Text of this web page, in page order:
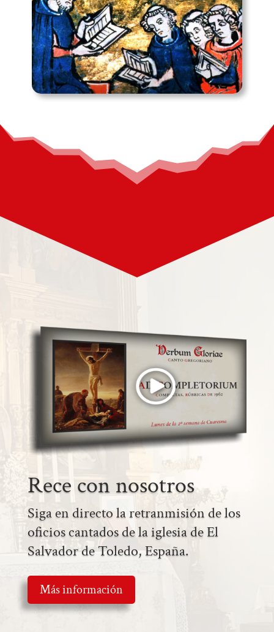
Rece con nosotros
Siga en directo la retranmisión de los
oficios cantados de la iglesia de El
Salvador de Toledo, España.
Más información